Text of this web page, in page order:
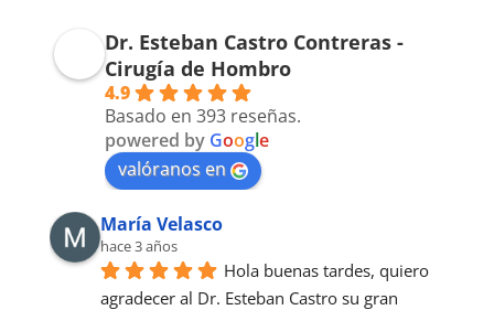
Dr. Esteban Castro Contreras -
Cirugía de Hombro
4.9
Basado en 393 reseñas.
powered by Google
valóranos en
María Velasco
hace 3 años
Hola buenas tardes, quiero
agradecer al Dr. Esteban Castro su gran